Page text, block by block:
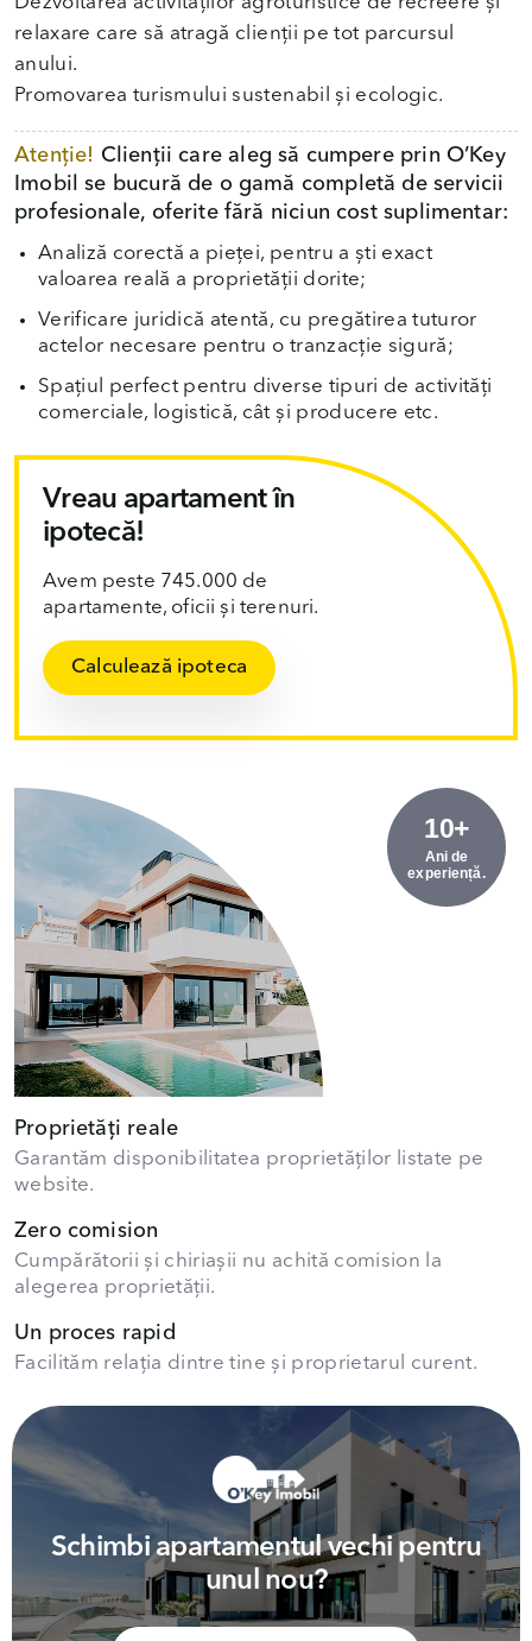
relaxare care să atragă clienții pe tot parcursul
anului.
Promovarea turismului sustenabil și ecologic.
Atenție! Clienții care aleg să cumpere prin O’Key
Imobil se bucură de o gamă completă de servicii
profesionale, oferite fără niciun cost suplimentar:
Analiză corectă a pieței, pentru a ști exact
valoarea reală a proprietății dorite;
Verificare juridică atentă, cu pregătirea tuturor
actelor necesare pentru o tranzacție sigură;
Spațiul perfect pentru diverse tipuri de activități
comerciale, logistică, cât și producere etc.
Vreau apartament în
ipotecă!
Avem peste 745.000 de
apartamente, oficii și terenuri.
Calculează ipoteca
10+
Ani de
experiență.
Proprietăți reale
Garantăm disponibilitatea proprietăților listate pe
website.
Zero comision
Cumpărătorii și chiriașii nu achită comision la
alegerea proprietății.
Un proces rapid
Facilităm relația dintre tine și proprietarul curent.
Schimbi apartamentul vechi pentru
unul nou?